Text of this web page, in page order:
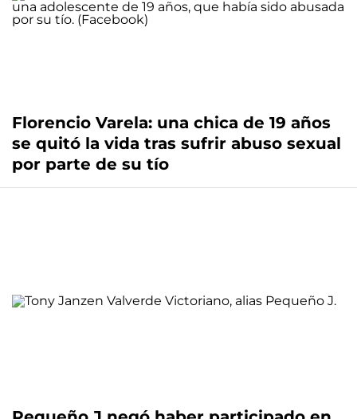
Florencio Varela: una chica de 19 años
se quitó la vida tras sufrir abuso sexual
por parte de su tío